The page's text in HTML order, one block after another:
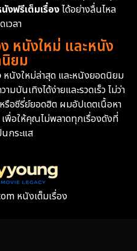
งฟรีเต็มเรื่องได้อย่างลื่นไหล
วลา
หนังใหม่ และหนัง
ยม
หนังใหม่ล่าสุด และหนังยอดนิยม
มบันเทิงได้ง่ายและรวดเร็ว ไม่ว่า
อซีรี่ย์ยอดฮิต ผมอัปเดตเนื้อหา
พื่อให้คุณไม่พลาดทุกเรื่องดังที่
กระแส
หนังเต็มเรื่อง